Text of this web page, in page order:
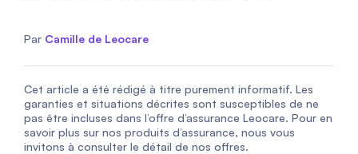
Par Camille de Leocare
Cet article a été rédigé à titre purement informatif. Les
garanties et situations décrites sont susceptibles de ne
pas être incluses dans l’offre d’assurance Leocare. Pour en
savoir plus sur nos produits d’assurance, nous vous
invitons à consulter le détail de nos offres.